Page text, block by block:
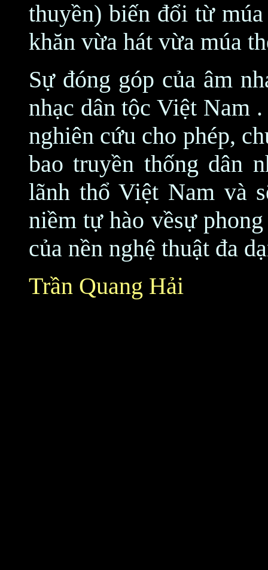
thuyền) biến đổi từ
khăn vừa hát vừa múa
Sự đóng góp của âm
nhạc dân tộc Việt Nam
nghiên cứu cho phép,
bao truyền thống dân
lãnh thổ Việt Nam và
niềm tự hào vềsự
của nền nghệ thuật đa
Trần Quang Hải